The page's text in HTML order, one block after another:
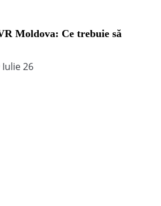
Moldova: Ce trebuie să
Iulie 26